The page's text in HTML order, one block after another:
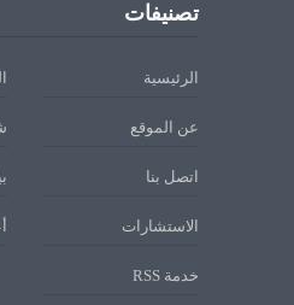
تصنيفات
الرئيسية
عن الموقع
اتصل بنا
الاستشارات
خدمة RSS